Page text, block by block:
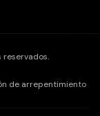
reservados.
de arrepentimiento